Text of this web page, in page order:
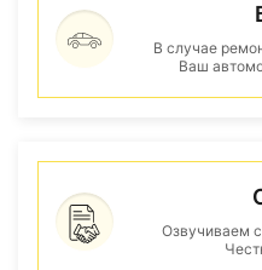
В случае
Ваш
Озвучиваем